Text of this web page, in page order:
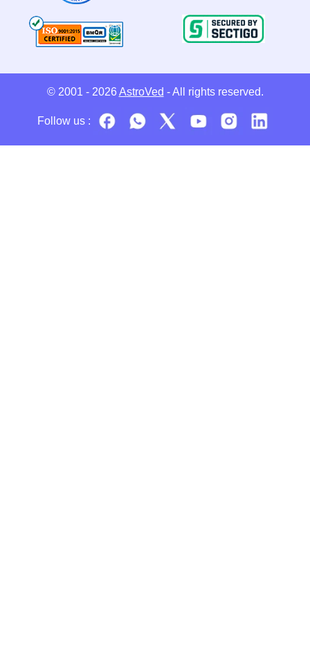
© 2001 - 2026 AstroVed - All rights reserved.
Follow us :